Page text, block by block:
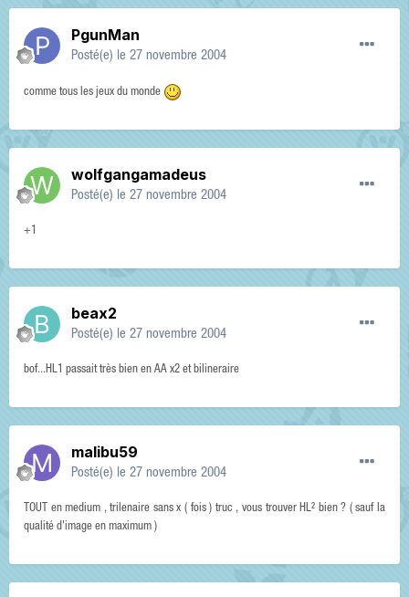
PgunMan
Posté(e) le 27 novembre 2004
comme tous les jeux du monde
wolfgangamadeus
Posté(e) le 27 novembre 2004
+1
beax2
Posté(e) le 27 novembre 2004
bof...HL1 passait très bien en AA x2 et bilineraire
malibu59
Posté(e) le 27 novembre 2004
TOUT en medium , trilenaire sans x ( fois ) truc , vous trouver HL² bien ? ( sauf la
qualité d'image en maximum )